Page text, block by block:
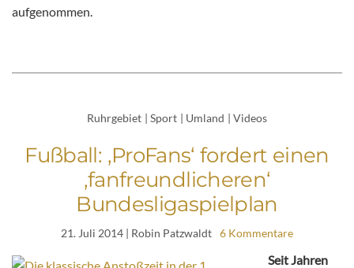
aufgenommen.
Ruhrgebiet | Sport | Umland | Videos
Fußball: ‚ProFans‘ fordert einen
‚fanfreundlicheren‘
Bundesligaspielplan
21. Juli 2014 | Robin Patzwaldt 6 Kommentare
Seit Jahren